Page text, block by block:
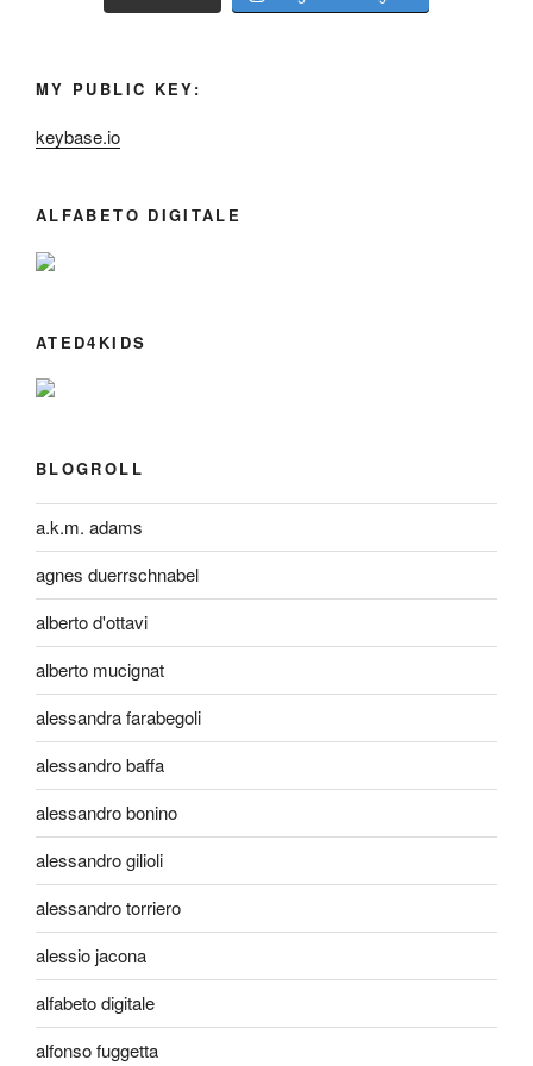
MY PUBLIC KEY:
keybase.io
ALFABETO DIGITALE
ATED4KIDS
BLOGROLL
a.k.m. adams
agnes duerrschnabel
alberto d'ottavi
alberto mucignat
alessandra farabegoli
alessandro baffa
alessandro bonino
alessandro gilioli
alessandro torriero
alessio jacona
alfabeto digitale
alfonso fuggetta